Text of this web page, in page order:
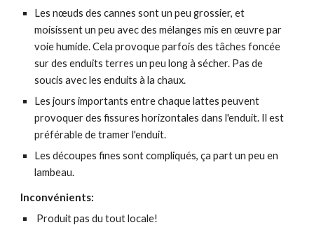
Les nœuds des cannes sont un peu grossier, et
moisissent un peu avec des mélanges mis en œuvre par
voie humide. Cela provoque parfois des tâches foncée
sur des enduits terres un peu long à sécher. Pas de
soucis avec les enduits à la chaux.
Les jours importants entre chaque lattes peuvent
provoquer des fissures horizontales dans l'enduit. Il est
préférable de tramer l'enduit.
Les découpes fines sont compliqués, ça part un peu en
lambeau.
Inconvénients:
Produit pas du tout locale!